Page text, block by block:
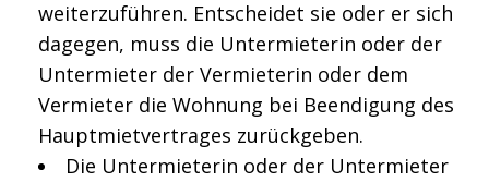
weiterzuführen. Entscheidet sie oder er sich
dagegen, muss die Untermieterin oder der
Untermieter der Vermieterin oder dem
Vermieter die Wohnung bei Beendigung des
Hauptmietvertrages zurückgeben.
Die Untermieterin oder der Untermieter